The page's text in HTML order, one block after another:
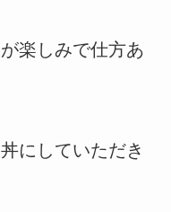
楽しみで仕方あ
にしていただき